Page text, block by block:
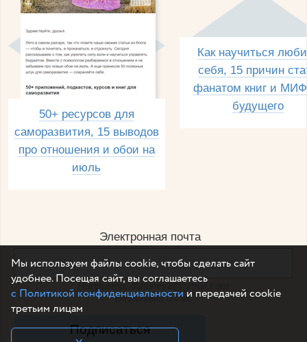
50+ ресурсов для
саморазвития, 15 выводов
про отношения и обои на
июль
Как научиться
себя, 15 причин
фанатом книг и
будущего
Электронная почта
Например, dulsineya@gmail.com
Без спама и смс
Подписаться
Мы используем файлы cookie, чтобы сделать сайт
удобнее. Посещая сайт, вы соглашаетесь
с Политикой конфиденциальности и передачей cookie
третьим лицам